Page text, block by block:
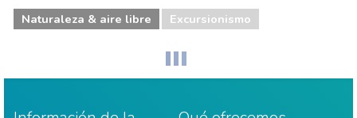
Naturaleza & aire libre Excursionismo